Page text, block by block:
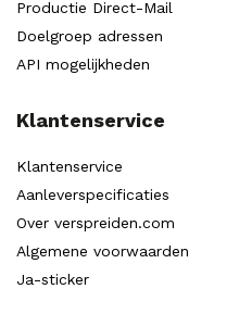
Productie Direct-Mail
Doelgroep adressen
API mogelijkheden
Klantenservice
Klantenservice
Aanleverspecificaties
Over verspreiden.com
Algemene voorwaarden
Ja-sticker